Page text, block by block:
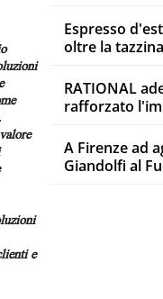
e
Espresso
oltre la tazzina
RATIONAL
rafforzato
A Firenze ad
Giandolfi al